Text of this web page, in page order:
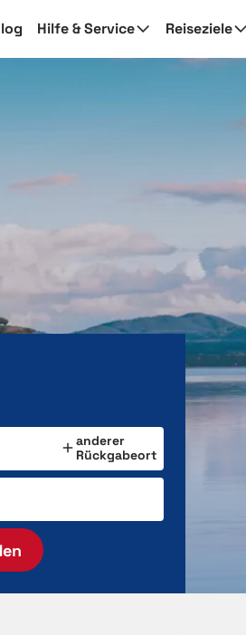
Hilfe & Service Reiseziele
anderer
Rückgabeort